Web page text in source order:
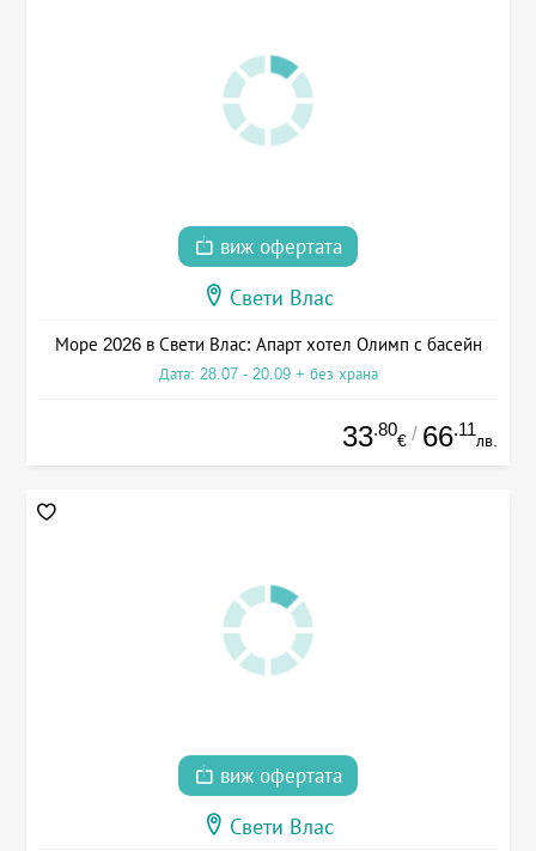
виж офертата
Свети Влас
Море 2026 в Свети Влас: Апарт хотел Олимп с басейн
Дата: 28.07 - 20.09 + без храна
33.80
€ / 66.11
лв.
виж офертата
Свети Влас